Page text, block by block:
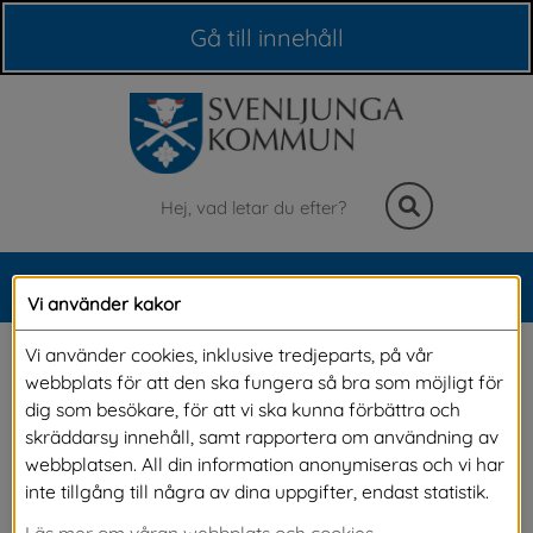
Gå till innehåll
Sök
Meny
Junior sport school
Våren 2025 påbörjade vi ett pilotprojekt som vi
valde att kalla Junior sport school. En
sportskola för barn i årskurs F-3 där vi
Vi använder kakor
Vi använder cookies, inklusive tredjeparts, på vår
webbplats för att den ska fungera så bra som möjligt för
dig som besökare, för att vi ska kunna förbättra och
skräddarsy innehåll, samt rapportera om användning av
webbplatsen. All din information anonymiseras och vi har
inte tillgång till några av dina uppgifter, endast statistik.